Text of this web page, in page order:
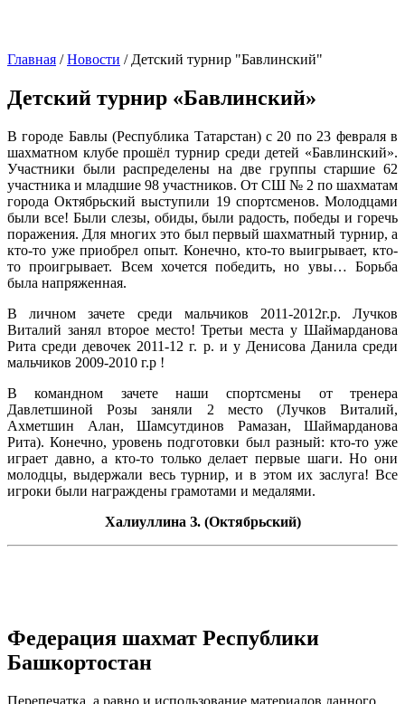
Главная /Новости / Детский турнир "Бавлинский"
Детский турнир «Бавлинский»
В городе Бавлы (Республика Татарстан) с 20 по 23 февраля в
шахматном клубе прошёл турнир среди детей «Бавлинский».
Участники были распределены на две группы старшие 62
участника и младшие 98 участников. От СШ № 2 по шахматам
города Октябрьский выступили 19 спортсменов. Молодцами
были все! Были слезы, обиды, были радость, победы и горечь
поражения. Для многих это был первый шахматный турнир, а
кто-то уже приобрел опыт. Конечно, кто-то выигрывает, кто-
то проигрывает. Всем хочется победить, но увы… Борьба
была напряженная.
В личном зачете среди мальчиков 2011-2012г.р. Лучков
Виталий занял второе место! Третьи места у Шаймарданова
Рита среди девочек 2011-12 г. р. и у Денисова Данила среди
мальчиков 2009-2010 г.р !
В командном зачете наши спортсмены от тренера
Давлетшиной Розы заняли 2 место (Лучков Виталий,
Ахметшин Алан, Шамсутдинов Рамазан, Шаймарданова
Рита). Конечно, уровень подготовки был разный: кто-то уже
играет давно, а кто-то только делает первые шаги. Но они
молодцы, выдержали весь турнир, и в этом их заслуга! Все
игроки были награждены грамотами и медалями.
Халиуллина З. (Октябрьский)
Федерация шахмат Республики
Башкортостан
Перепечатка, а равно и использование материалов данного